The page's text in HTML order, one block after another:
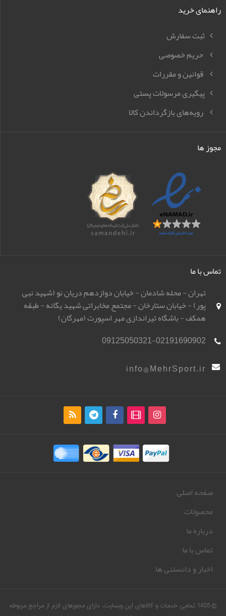
راهنمای خرید
ثبت سفارش
حریم خصوصی
قوانین و مقررات
پیگیری مرسولات پستی
رویه‌های بازگرداندن کالا
مجوز ها
تماس با ما
تهران - محله شادمان - خیابان دوازدهم دریان نو (شهید نبی
پور) - خیابان ستارخان - مجتمع مخابراتی شهید یگانه - طبقه
همکف - باشگاه تیراندازی مهر اسپورت (مهرگان)
09125050321-02191690902
info@MehrSport.ir
صفحه اصلی
محصولات
درباره ما
تماس با ما
اخبار و دانستنی ها
© 1405 تمامی خدمات و کالاهای این وبسایت، دارای مجوزهای لازم از مراجع مربوطه